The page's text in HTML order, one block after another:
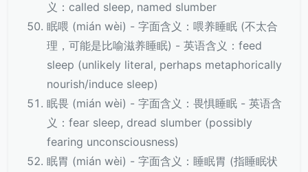
义：called sleep, named slumber
眠喂 (mián wèi) - 字面含义：喂养睡眠 (不太合
理，可能是比喻滋养睡眠) - 英语含义：feed
sleep (unlikely literal, perhaps metaphorically
nourish/induce sleep)
眠畏 (mián wèi) - 字面含义：畏惧睡眠 - 英语含
义：fear sleep, dread slumber (possibly
fearing unconsciousness)
眠胃 (mián wèi) - 字面含义：睡眠胃 (指睡眠状